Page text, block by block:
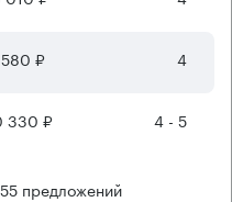
₽ 4
330 ₽ 4 - 5
55предложений